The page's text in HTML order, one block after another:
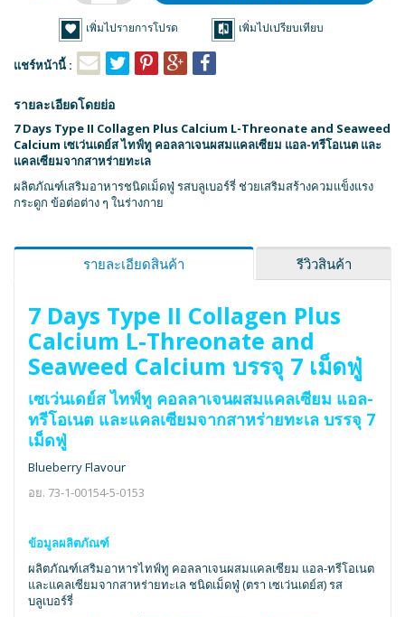
เพิ่มไปรายการโปรด เพิ่มไปเปรียบเทียบ
แชร์หน้านี้ :
รายละเอียดโดยย่อ
7 Days Type II Collagen Plus Calcium L-Threonate and Seaweed
Calcium เซเว่นเดย์ส ไทฟ์ทู คอลลาเจนผสมแคลเซียม แอล-ทรีโอเนต และ
แคลเซียมจากสาหร่ายทะเล
ผลิตภัณฑ์เสริมอาหารชนิดเม็ดฟู่ รสบลูเบอร์รี่ ช่วยเสริมสร้างควมแข็งแรง
กระดูก ข้อต่อต่าง ๆ ในร่างกาย
รายละเอียดสินค้า รีวิวสินค้า
7 Days Type II Collagen Plus
Calcium L-Threonate and
Seaweed Calcium บรรจุ 7 เม็ดฟู่
เซเว่นเดย์ส ไทฟ์ทู คอลลาเจนผสมแคลเซียม แอล-
ทรีโอเนต และแคลเซียมจากสาหร่ายทะเล บรรจุ 7
เม็ดฟู่
Blueberry Flavour
อย. 73-1-00154-5-0153
ข้อมูลผลิตภัณฑ์
ผลิตภัณฑ์เสริมอาหารไทฟ์ทู คอลลาเจนผสมแคลเซียม แอล-ทรีโอเนต
และแคลเซียมจากสาหร่ายทะเล ชนิดเม็ดฟู่ (ตรา เซเว่นเดย์ส) รส
บลูเบอร์รี่